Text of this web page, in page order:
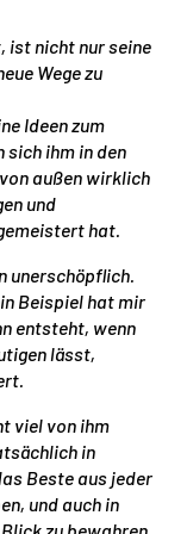
ist nicht nur seine
Wege zu
Ideen zum
sich ihm in den
außen wirklich
und
hat.
unerschöpflich.
Beispiel hat mir
entsteht, wenn
lässt,
viel von ihm
in
Beste aus jeder
und auch in